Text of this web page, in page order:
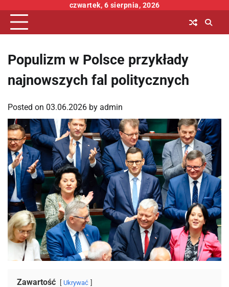
content
czwartek, 6 sierpnia, 2026
Populizm w Polsce przykłady
najnowszych fal politycznych
Posted on 03.06.2026 by admin
Zawartość Ukrywać